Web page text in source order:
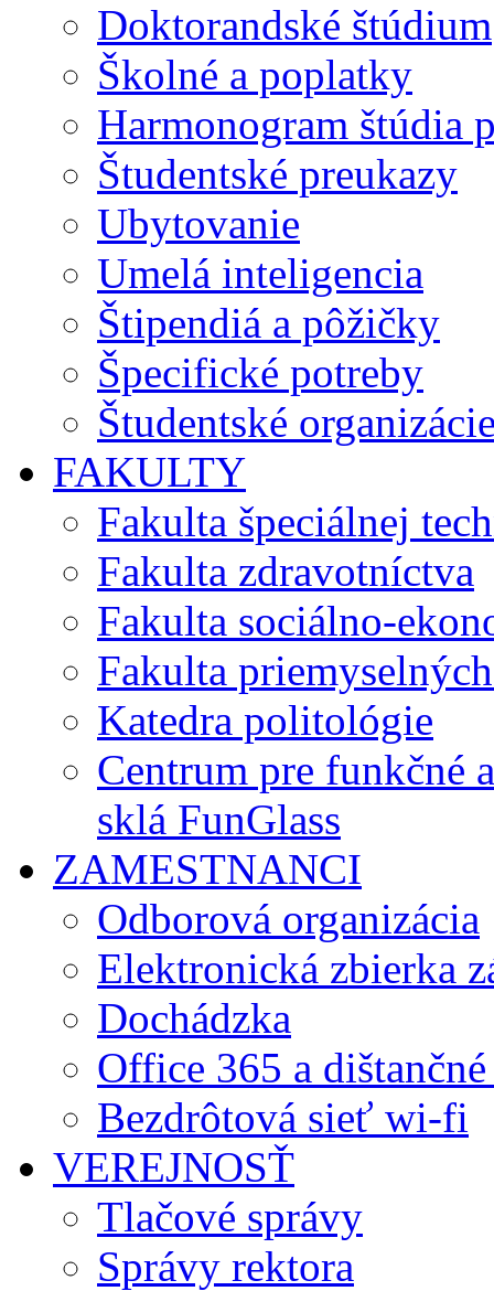
Doktorandské štúdium
Školné a poplatky
Harmonogram štúdia
Študentské preukazy
Ubytovanie
Umelá inteligencia
Štipendiá a pôžičky
Špecifické potreby
Študentské
FAKULTY
Fakulta špeciálnej
Fakulta zdravotníctva
Fakulta sociálno-
Fakulta
Katedra politológie
Centrum pre funkčné
sklá FunGlass
ZAMESTNANCI
Odborová organizácia
Elektronická zbierka
Dochádzka
Office 365 a
Bezdrôtová sieť wi-fi
VEREJNOSŤ
Tlačové správy
Správy rektora